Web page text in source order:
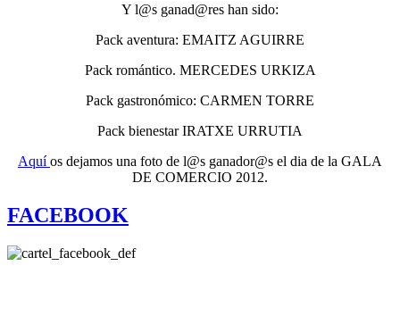
Y l@s ganad@res han sido:
Pack aventura: EMAITZ AGUIRRE
Pack romántico. MERCEDES URKIZA
Pack gastronómico: CARMEN TORRE
Pack bienestar IRATXE URRUTIA
Aquíos dejamos una foto de l@s ganador@s el dia de la GALA
DE COMERCIO 2012.
FACEBOOK